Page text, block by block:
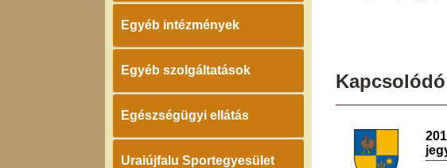
Egyéb intézmények
Egyéb szolgáltatások
Egészségügyi ellátás
Uraiújfalu Sportegyesület